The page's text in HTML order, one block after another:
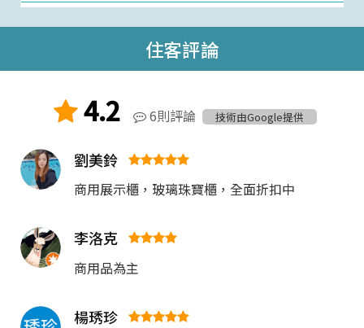
住客評論
4.2 6則評論 技術由Google提供
劉美鈴
商用展示櫃，玻璃珠寶櫃，全面折扣中
李洛克
商用品為主
楊琇珍